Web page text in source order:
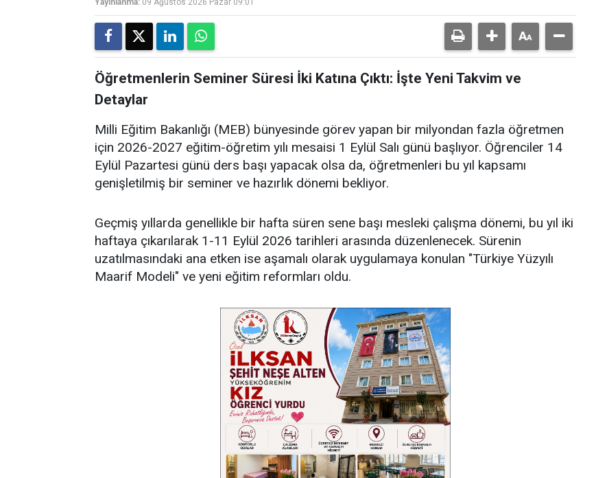
Yayınlanma: 09 Ağustos 2026 Pazar 09:01
Öğretmenlerin Seminer Süresi İki Katına Çıktı: İşte Yeni Takvim ve
Detaylar
Milli Eğitim Bakanlığı (MEB) bünyesinde görev yapan bir milyondan fazla öğretmen
için 2026-2027 eğitim-öğretim yılı mesaisi 1 Eylül Salı günü başlıyor. Öğrenciler 14
Eylül Pazartesi günü ders başı yapacak olsa da, öğretmenleri bu yıl kapsamı
genişletilmiş bir seminer ve hazırlık dönemi bekliyor.
Geçmiş yıllarda genellikle bir hafta süren sene başı mesleki çalışma dönemi, bu yıl iki
haftaya çıkarılarak 1-11 Eylül 2026 tarihleri arasında düzenlenecek. Sürenin
uzatılmasındaki ana etken ise aşamalı olarak uygulamaya konulan "Türkiye Yüzyılı
Maarif Modeli" ve yeni eğitim reformları oldu.